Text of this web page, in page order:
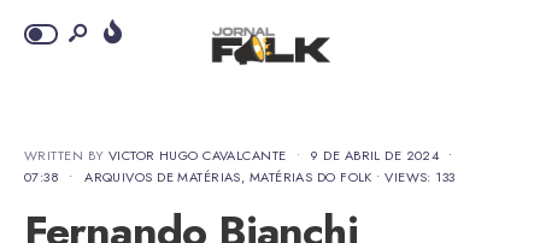
WRITTEN BY VICTOR HUGO CAVALCANTE • 9 DE ABRIL DE 2024 •
07:38
• ARQUIVOS DE MATÉRIAS, MATÉRIAS DO FOLK •VIEWS: 133